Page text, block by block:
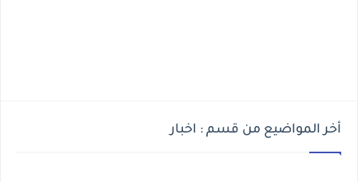
أخر المواضيع من قسم : اخبار